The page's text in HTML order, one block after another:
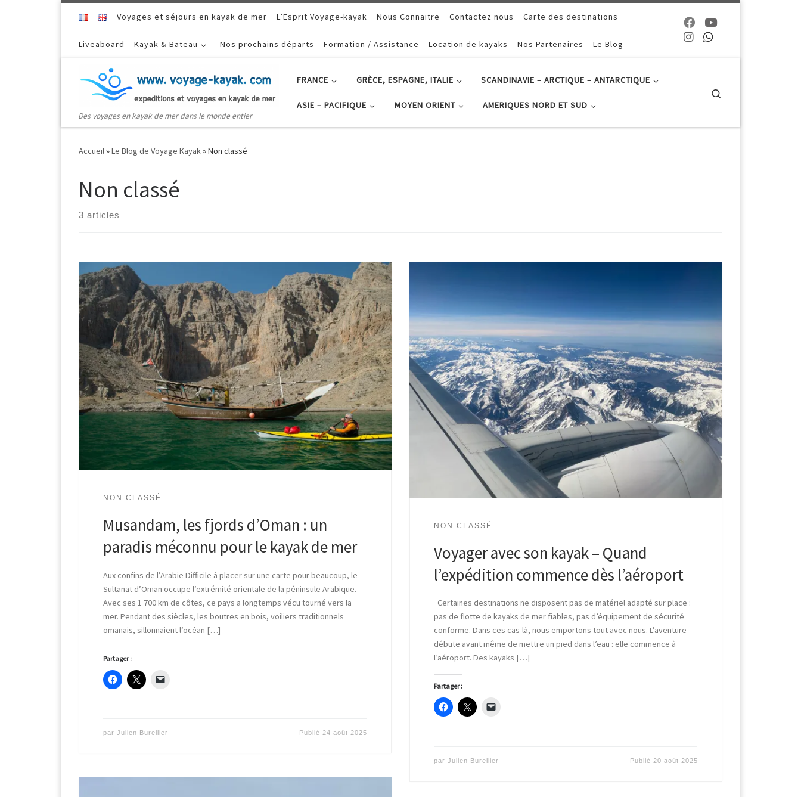
Voyages et séjours en kayak de mer L’Esprit Voyage-kayak Nous Connaitre Contactez nous Carte des destinations
Liveaboard – Kayak & Bateau Nos prochains départs Formation / Assistance Location de kayaks Nos Partenaires Le Blog
Des voyages en kayak de mer dans le monde entier
FRANCE GRÈCE, ESPAGNE, ITALIE SCANDINAVIE – ARCTIQUE – ANTARCTIQUE
ASIE – PACIFIQUE MOYEN ORIENT AMERIQUES NORD ET SUD
Accueil»Le Blog de Voyage Kayak»Non classé
Non classé
3 articles
NON CLASSÉ
Musandam, les fjords d’Oman : un
paradis méconnu pour le kayak de mer
Aux confins de l’Arabie Difficile à placer sur une carte pour beaucoup, le
Sultanat d’Oman occupe l’extrémité orientale de la péninsule Arabique.
Avec ses 1 700 km de côtes, ce pays a longtemps vécu tourné vers la
mer. Pendant des siècles, les boutres en bois, voiliers traditionnels
omanais, sillonnaient l’océan […]
Partager :
parJulien Burellier Publié 24 août 2025
NON CLASSÉ
Voyager avec son kayak – Quand
l’expédition commence dès l’aéroport
Certaines destinations ne disposent pas de matériel adapté sur place :
pas de flotte de kayaks de mer fiables, pas d’équipement de sécurité
conforme. Dans ces cas-là, nous emportons tout avec nous. L’aventure
débute avant même de mettre un pied dans l’eau : elle commence à
l’aéroport. Des kayaks […]
Partager :
parJulien Burellier Publié 20 août 2025